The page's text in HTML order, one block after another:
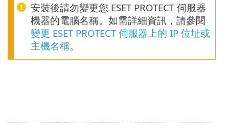
安裝後請勿變更您 ESET PROTECT 伺服器
機器的電腦名稱。如需詳細資訊，請參閱
變更 ESET PROTECT 伺服器上的 IP 位址或
主機名稱。